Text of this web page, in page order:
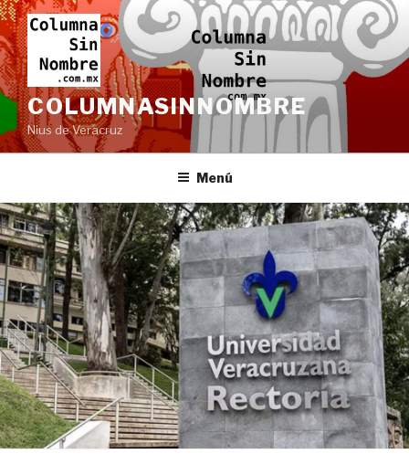
Ir
al
contenido
COLUMNASINNOMBRE
Nius de Veracruz
Menú